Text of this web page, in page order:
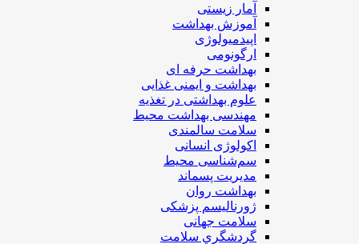
آمار زیستی
آموزش بهداشت
اپیدمیولوژی
ارگونومی
بهداشت حرفه ای
بهداشت و ایمنی غذایی
علوم بهداشتی در تغذیه
مهندسی بهداشت محيط
سلامت سالمندی
اکولوژی انسانی
سم‌شناسی محیط
مدیریت پسماند
بهداشت روان
ژورنالیسم پزشکی
سلامت جهانی
گردشگري سلامت